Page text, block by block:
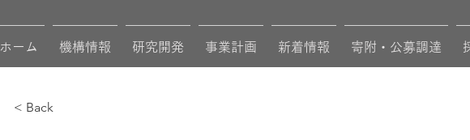
ホーム 機構情報 研究開発 事業計画 新着情報 寄附・公募調達
< Back